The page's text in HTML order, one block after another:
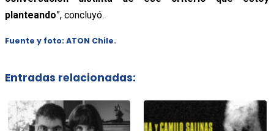
planteando”, concluyó.
Fuente y foto: ATON Chile.
Entradas relacionadas: